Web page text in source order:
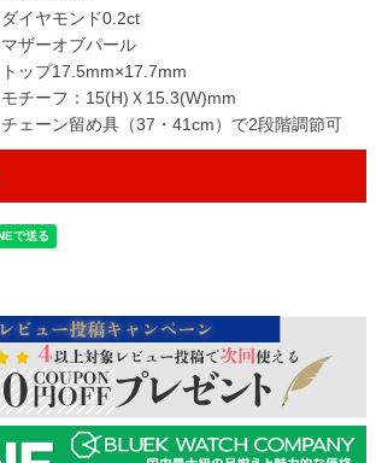
ダイヤモンド0.2ct
マザーオブパール
トップ17.5mm×17.7mm
モチーフ：15(H)Ｘ15.3(W)mm
チェーン留め具（37・41cm）で2段階調節可